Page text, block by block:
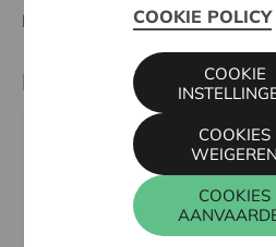
Beslissing: Goedgekeurd
Partner
Natuurhuis Haspengouw
Kleinveldstraat 54, 3800 SINT-
info@natuurhuis-
www.natuurhuis-
COOKIE POLICY
COOKIES
COOKIES
WEIGEREN
COOKIE